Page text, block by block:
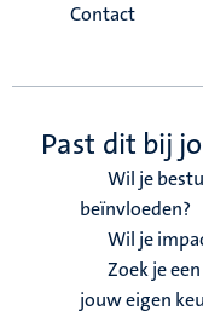
Contact
Past dit bij
Wil je
beïnvloeden?
Wil je
Zoek je
jouw eigen